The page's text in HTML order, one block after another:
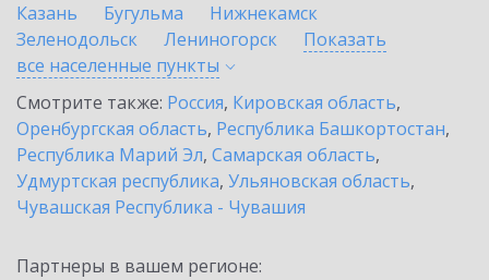
Казань
Бугульма
Нижнекамск
Зеленодольск
Лениногорск
Показать
все населенные пункты
Смотрите также: Россия, Кировская область,
Оренбургская область, Республика Башкортостан,
Республика Марий Эл, Самарская область,
Удмуртская республика, Ульяновская область,
Чувашская Республика - Чувашия
Партнеры в вашем регионе: